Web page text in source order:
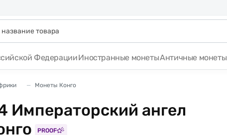
ФедерацииИностранные монетыАнтичные монеты
Монеты Конго
Императорский ангел
PROOF